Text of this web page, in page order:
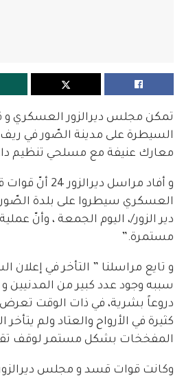
تمكن مجلس ديرالزور العسكري
السيطرة على مدينة الصّور في ريف
معارك عنيفة مع مسلحي تنظيم
و أفاد مراسل
دير الزور/، اليوم الجمعة ، وأنّ
مستمرة.”
و تايع مراسلنا ” التأخر في إعلان
سببه وجود عدد كبير من المدنيين
دروعاً بشرية، في ذات الوقت
كثيرة في الأرواح والعتاد ولم
المفخخات بشكل مستمر لوقف
وكانت قوات قسد و مجلس